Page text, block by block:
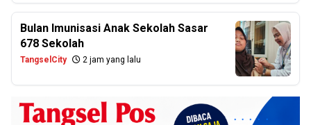
Bulan Imunisasi Anak Sekolah Sasar
678 Sekolah
TangselCity 2 jam yang lalu